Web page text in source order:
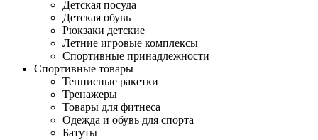
Детская посуда
Детская обувь
Рюкзаки детские
Летние игровые комплексы
Спортивные принадлежности
Спортивные товары
Теннисные ракетки
Тренажеры
Товары для фитнеса
Одежда и обувь для спорта
Батуты